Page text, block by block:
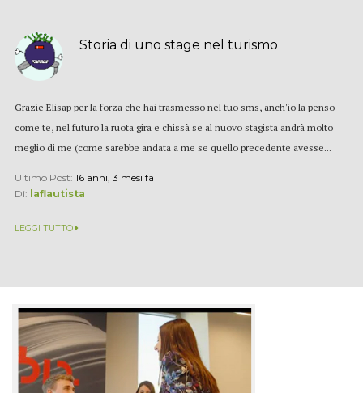
Storia di uno stage nel turismo
Grazie Elisap per la forza che hai trasmesso nel tuo sms, anch'io la penso
come te, nel futuro la ruota gira e chissà se al nuovo stagista andrà molto
meglio di me (come sarebbe andata a me se quello precedente avesse...
Ultimo Post: 16 anni, 3 mesi fa
Di: laflautista
LEGGI TUTTO